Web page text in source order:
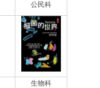
公民科
生物科